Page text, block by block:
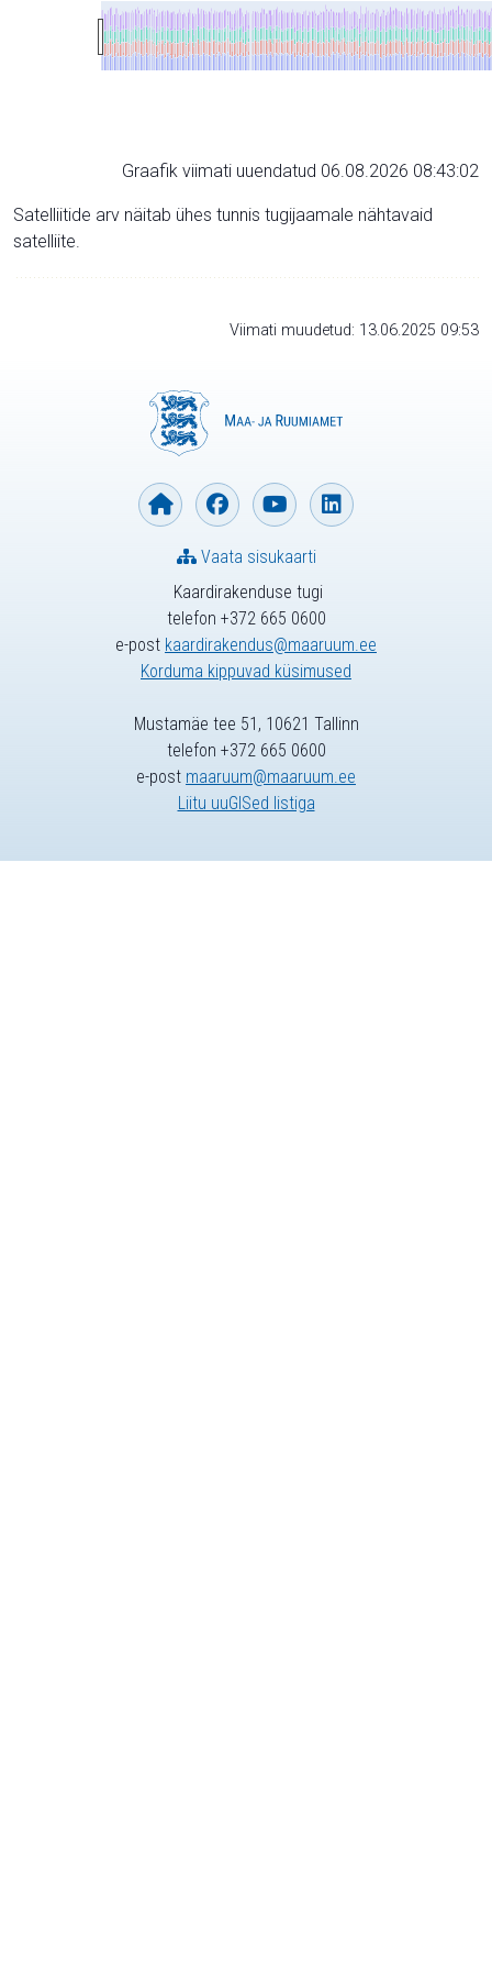
Graafik viimati uuendatud 06.08.2026 08:43:02
Satelliitide arv näitab ühes tunnis tugijaamale nähtavaid
satelliite.
Viimati muudetud: 13.06.2025 09:53
Kaardirakenduse tugi
telefon +372 665 0600
e-post kaardirakendus@maaruum.ee
Korduma kippuvad küsimused
Vaata sisukaarti
Mustamäe tee 51, 10621 Tallinn
telefon +372 665 0600
e-post maaruum@maaruum.ee
Liitu uuGISed listiga